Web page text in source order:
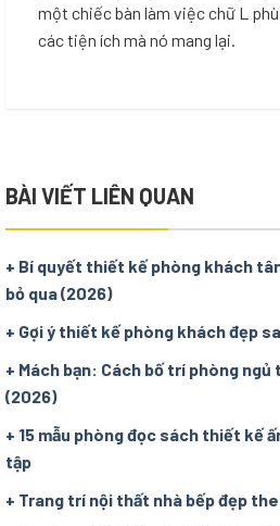
một chiếc bàn làm việc chữ L
các tiện ích mà nó mang lại.
BÀI VIẾT LIÊN QUAN
+ Bí quyết thiết kế phòng khách
bỏ qua (2026)
+ Gợi ý thiết kế phòng khách đẹp
+ Mách bạn: Cách bố trí phòng
(2026)
+ 15 mẫu phòng đọc sách thiết kế
tập
+ Trang trí nội thất nhà bếp đẹp